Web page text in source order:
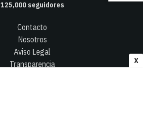
X
125,000seguidores
Contacto
Nosotros
Aviso Legal
Transparencia